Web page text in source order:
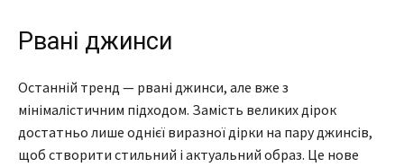
Рвані джинси
Останній тренд — рвані джинси, але вже з
мінімалістичним підходом. Замість великих дірок
достатньо лише однієї виразної дірки на пару джинсів,
щоб створити стильний і актуальний образ. Це нове